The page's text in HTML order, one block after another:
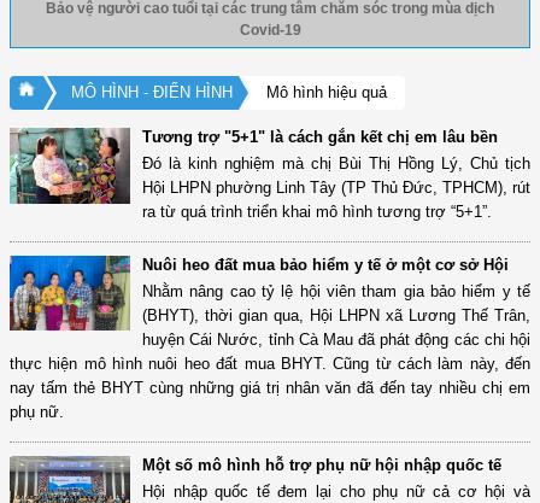
Bảo vệ người cao tuổi tại các trung tâm chăm sóc trong mùa dịch
Covid-19
MÔ HÌNH - ĐIỂN HÌNH Mô hình hiệu quả
Tương trợ "5+1" là cách gắn kết chị em lâu bền
Đó là kinh nghiệm mà chị Bùi Thị Hồng Lý, Chủ tịch
Hội LHPN phường Linh Tây (TP Thủ Đức, TPHCM), rút
ra từ quá trình triển khai mô hình tương trợ “5+1”.
Nuôi heo đất mua bảo hiểm y tế ở một cơ sở Hội
Nhằm nâng cao tỷ lệ hội viên tham gia bảo hiểm y tế
(BHYT), thời gian qua, Hội LHPN xã Lương Thế Trân,
huyện Cái Nước, tỉnh Cà Mau đã phát động các chi hội
thực hiện mô hình nuôi heo đất mua BHYT. Cũng từ cách làm này, đến
nay tấm thẻ BHYT cùng những giá trị nhân văn đã đến tay nhiều chị em
phụ nữ.
Một số mô hình hỗ trợ phụ nữ hội nhập quốc tế
Hội nhập quốc tế đem lại cho phụ nữ cả cơ hội và